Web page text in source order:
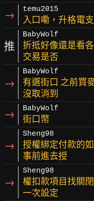
→ temu2015
入口嘞，升格電
推
BabyWolf
折抵好像還是看
交易是否
→
BabyWolf
有選街口 之前買
沒取消到
→ BabyWolf
街口幣
→
Sheng98
授權綁定付款的
事前進去授
→
Sheng98
權扣款項目找關
一次設定